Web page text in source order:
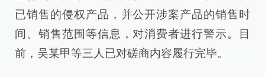
已销售的侵权产品，并公开涉案产品的销售时
间、销售范围等信息，对消费者进行警示。目
前，吴某甲等三人已对磋商内容履行完毕。